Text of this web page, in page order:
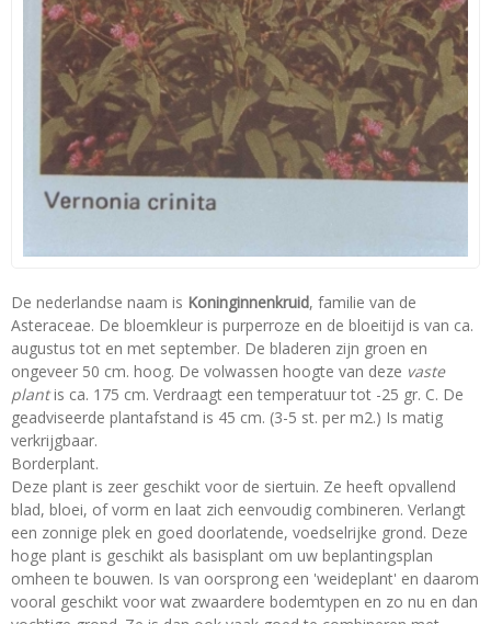
De nederlandse naam is Koninginnenkruid, familie van de
Asteraceae. De bloemkleur is purperroze en de bloeitijd is van ca.
augustus tot en met september. De bladeren zijn groen en
ongeveer 50 cm. hoog. De volwassen hoogte van deze vaste
plantis ca. 175 cm. Verdraagt een temperatuur tot -25 gr. C. De
geadviseerde plantafstand is 45 cm. (3-5 st. per m2.) Is matig
verkrijgbaar.
Borderplant.
Deze plant is zeer geschikt voor de siertuin. Ze heeft opvallend
blad, bloei, of vorm en laat zich eenvoudig combineren. Verlangt
een zonnige plek en goed doorlatende, voedselrijke grond. Deze
hoge plant is geschikt als basisplant om uw beplantingsplan
omheen te bouwen. Is van oorsprong een 'weideplant' en daarom
vooral geschikt voor wat zwaardere bodemtypen en zo nu en dan